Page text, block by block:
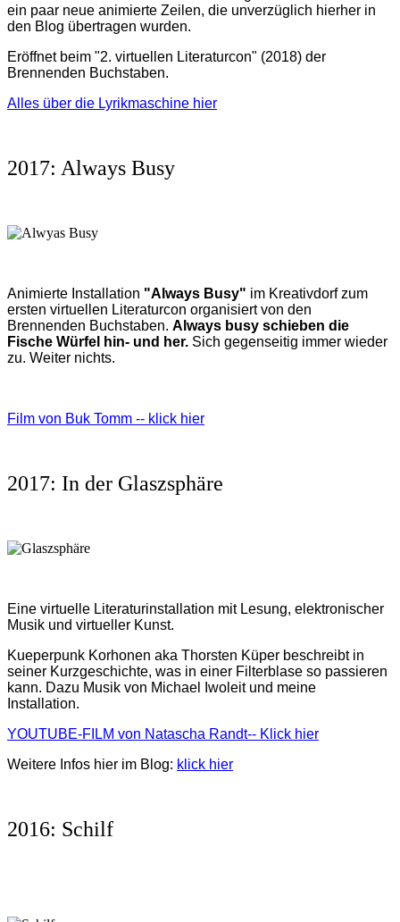
ein paar neue animierte Zeilen, die unverzüglich hierher in
den Blog übertragen wurden.
Eröffnet beim "2. virtuellen Literaturcon" (2018) der
Brennenden Buchstaben.
Alles über die Lyrikmaschine hier
2017: Always Busy
Animierte Installation "Always Busy" im Kreativdorf zum
ersten virtuellen Literaturcon organisiert von den
Brennenden Buchstaben. Always busy schieben die
Fische Würfel hin- und her. Sich gegenseitig immer wieder
zu. Weiter nichts.
Film von Buk Tomm -- klick hier
2017: In der Glaszsphäre
Eine virtuelle Literaturinstallation mit Lesung, elektronischer
Musik und virtueller Kunst.
Kueperpunk Korhonen aka Thorsten Küper beschreibt in
seiner Kurzgeschichte, was in einer Filterblase so passieren
kann. Dazu Musik von Michael Iwoleit und meine
Installation.
YOUTUBE-FILM von Natascha Randt-- Klick hier
Weitere Infos hier im Blog: klick hier
2016: Schilf